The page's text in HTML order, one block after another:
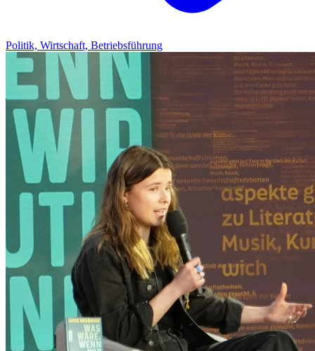
Politik, Wirtschaft, Betriebsführung